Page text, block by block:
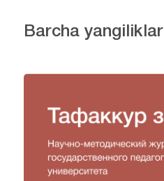
Barcha yangiliklar